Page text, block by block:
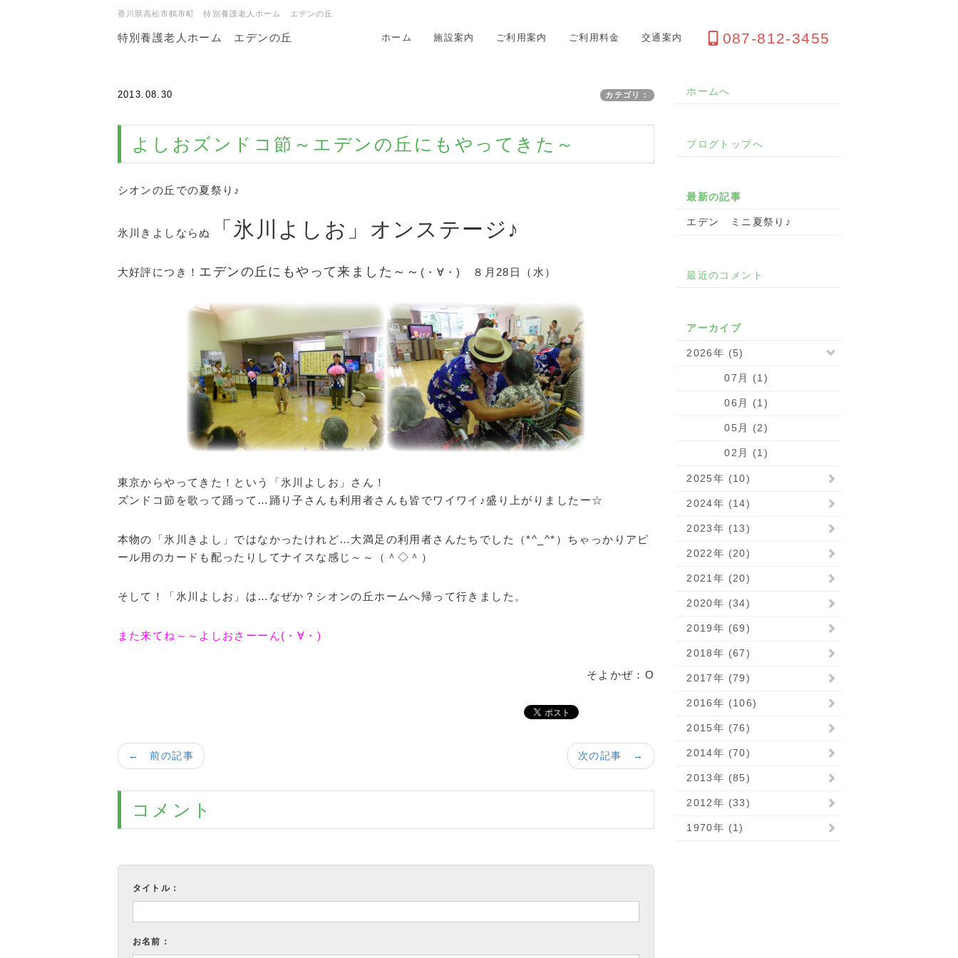
香川県高松市鶴市町 特別養護老人ホーム エデンの丘
特別養護老人ホーム エデンの丘 ホーム 施設案内 ご利用案内 ご利用料金 交通案内 087-812-3455
2013.08.30 カテゴリ：
よしおズンドコ節～エデンの丘にもやってきた～
シオンの丘での夏祭り♪
氷川きよしならぬ 「氷川よしお」オンステージ♪
大好評につき！ エデンの丘にもやって来ました～～ (・∀・) ８月28日（水）
東京からやってきた！という「氷川よしお」さん！
ズンドコ節を歌って踊って…踊り子さんも利用者さんも皆でワイワイ♪盛り上がりましたー☆
本物の「氷川きよし」ではなかったけれど…大満足の利用者さんたちでした（*^_^*）ちゃっかりアピ
ール用のカードも配ったりしてナイスな感じ～～（＾◇＾）
そして！「氷川よしお」は…なぜか？シオンの丘ホームへ帰って行きました。
また来てね～～よしおさーーん(・∀・)
そよかぜ：O
次の記事 →
← 前の記事
コメント
タイトル：
お名前：
ホームへ
ブログトップへ
最新の記事
エデン ミニ夏祭り♪
最近のコメント
アーカイブ
2026年 (5)
07月 (1)
06月 (1)
05月 (2)
02月 (1)
2025年 (10)
2024年 (14)
2023年 (13)
2022年 (20)
2021年 (20)
2020年 (34)
2019年 (69)
2018年 (67)
2017年 (79)
2016年 (106)
2015年 (76)
2014年 (70)
2013年 (85)
2012年 (33)
1970年 (1)